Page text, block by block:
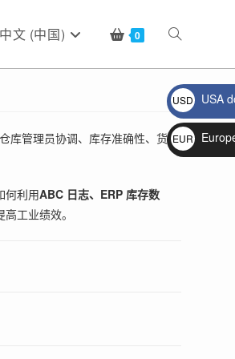
中文 (中国) 0 Toggle
website
库管理员协调、库存准确性、货物
何利用ABC 日志、ERP 库存数
工业绩效。
USD
$
USA
EUR
€